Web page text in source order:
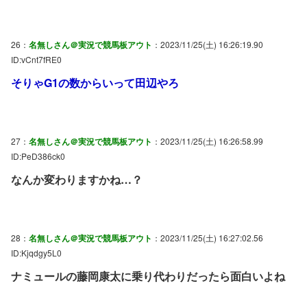
26： 名無しさん＠実況で競馬板アウト ：2023/11/25(土) 16:26:19.90
ID:vCnt7fRE0
そりゃG1の数からいって田辺やろ
27： 名無しさん＠実況で競馬板アウト ：2023/11/25(土) 16:26:58.99
ID:PeD386ck0
なんか変わりますかね…？
28： 名無しさん＠実況で競馬板アウト ：2023/11/25(土) 16:27:02.56
ID:Kjqdgy5L0
ナミュールの藤岡康太に乗り代わりだったら面白いよね